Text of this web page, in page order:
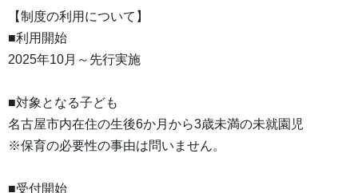
【制度の利用について】
■利用開始
2025年10月～先行実施
■対象となる子ども
名古屋市内在住の生後6か月から3歳未満の未就園児
※保育の必要性の事由は問いません。
■受付開始